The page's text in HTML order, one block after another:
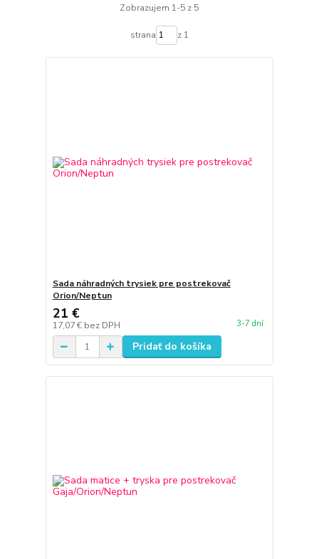
Zobrazujem 1-5 z 5
strana z 1
Sada náhradných trysiek pre postrekovač
Orion/Neptun
21 €
17,07 € bez DPH 3-7 dní
Pridať do košíka